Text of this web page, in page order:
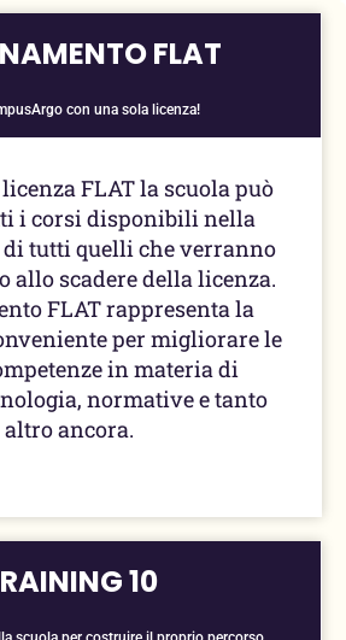
FLAT
con una sola licenza!
FLAT la scuola può
i corsi disponibili nella
tutti quelli che verranno
allo scadere della licenza.
FLAT rappresenta la
per migliorare le
in materia di
normative e tanto
altro ancora.
10